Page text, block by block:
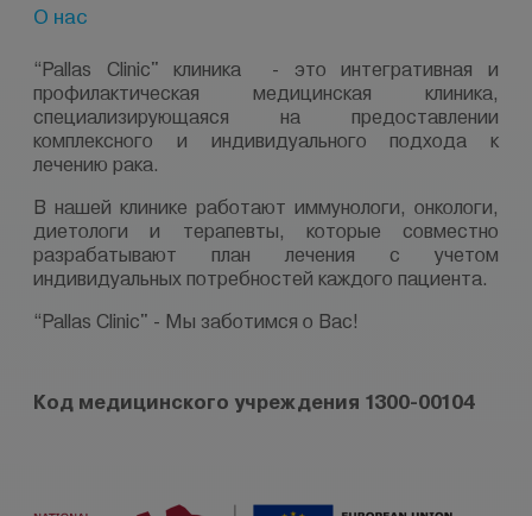
О нас
“Pallas Clinic"клиника
- это интегративная и
профилактическая медицинская клиника,
специализирующаяся на предоставлении
комплексного и индивидуального подхода к
лечению рака.
В нашей клинике работают иммунологи, онкологи,
диетологи и терапевты, которые совместно
разрабатывают план лечения с учетом
индивидуальных потребностей каждого пациента.
“Pallas Clinic" - Мы заботимся о Вас!
Код медицинского учреждения 1300-00104